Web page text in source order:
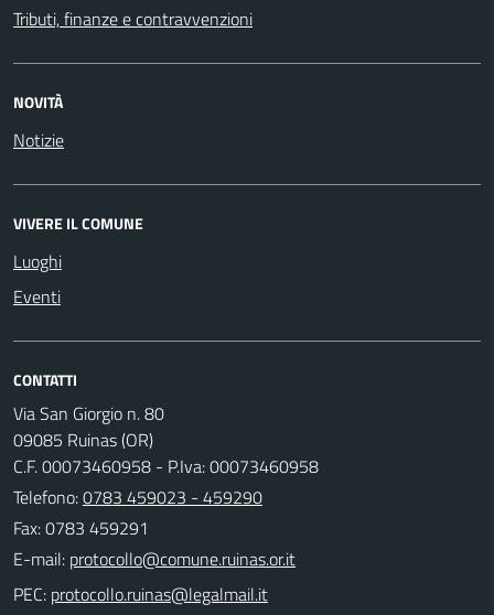
Tributi, finanze e contravvenzioni
NOVITÀ
Notizie
VIVERE IL COMUNE
Luoghi
Eventi
CONTATTI
Via San Giorgio n. 80
09085 Ruinas (OR)
C.F. 00073460958 - P.Iva: 00073460958
Telefono:0783 459023 - 459290
Fax: 0783 459291
E-mail:
PEC: